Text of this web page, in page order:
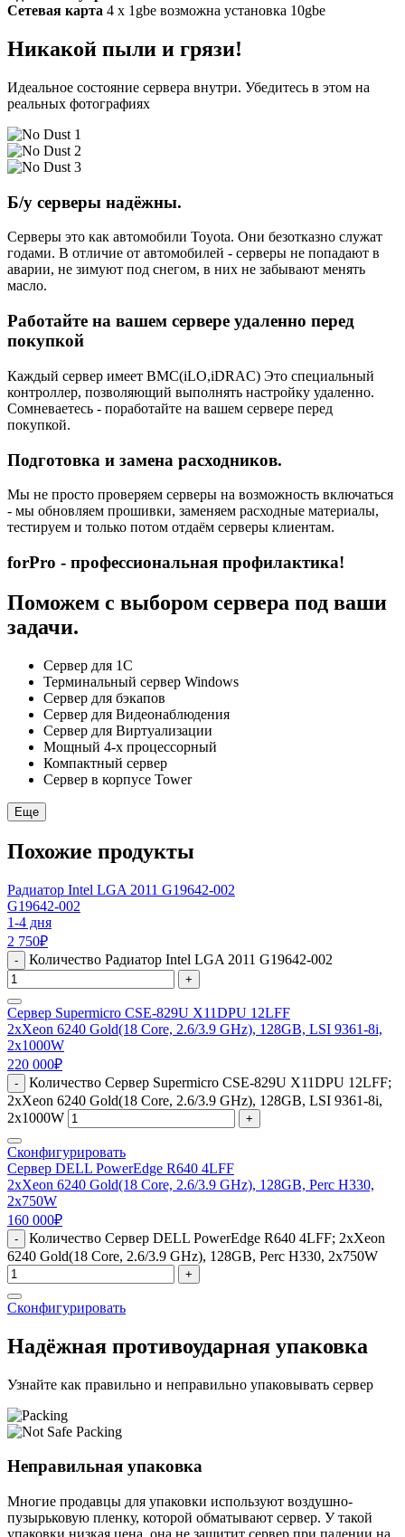
Сетевая карта 4 x 1gbe возможна установка 10gbe
Никакой пыли и грязи!
Идеальное состояние сервера внутри. Убедитесь в этом на
реальных фотографиях
Б/у серверы надёжны.
Серверы это как автомобили Toyota. Они безотказно служат
годами. В отличие от автомобилей - серверы не попадают в
аварии, не зимуют под снегом, в них не забывают менять
масло.
Работайте на вашем сервере удаленно перед
покупкой
Каждый сервер имеет BMC(iLO,iDRAC) Это специальный
контроллер, позволяющий выполнять настройку удаленно.
Сомневаетесь - поработайте на вашем сервере перед
покупкой.
Подготовка и замена расходников.
Мы не просто проверяем серверы на возможность включаться
- мы обновляем прошивки, заменяем расходные материалы,
тестируем и только потом отдаём серверы клиентам.
forPro - профессиональная профилактика!
Поможем с выбором сервера под ваши
задачи.
Сервер для 1С
Терминальный сервер Windows
Сервер для бэкапов
Сервер для Видеонаблюдения
Сервер для Виртуализации
Мощный 4-х процессорный
Компактный сервер
Сервер в корпусе Tower
Еще
Похожие продукты
Радиатор Intel LGA 2011 G19642-002
G19642-002
1-4 дня
2 750₽
- Количество Радиатор Intel LGA 2011 G19642-002
+
Сервер Supermicro CSE-829U X11DPU 12LFF
2xXeon 6240 Gold(18 Core, 2.6/3.9 GHz), 128GB, LSI 9361-8i,
2x1000W
220 000₽
-
Количество Сервер Supermicro CSE-829U X11DPU 12LFF;
2xXeon 6240 Gold(18 Core, 2.6/3.9 GHz), 128GB, LSI 9361-8i,
2x1000W
+
Сконфигурировать
Сервер DELL PowerEdge R640 4LFF
2xXeon 6240 Gold(18 Core, 2.6/3.9 GHz), 128GB, Perc H330,
2x750W
160 000₽
-
Количество Сервер DELL PowerEdge R640 4LFF; 2xXeon
6240 Gold(18 Core, 2.6/3.9 GHz), 128GB, Perc H330, 2x750W
+
Сконфигурировать
Надёжная противоударная упаковка
Узнайте как правильно и неправильно упаковывать сервер
Неправильная упаковка
Многие продавцы для упаковки используют воздушно-
пузырьковую пленку, которой обматывают сервер. У такой
упаковки низкая цена, она не защитит сервер при падении на